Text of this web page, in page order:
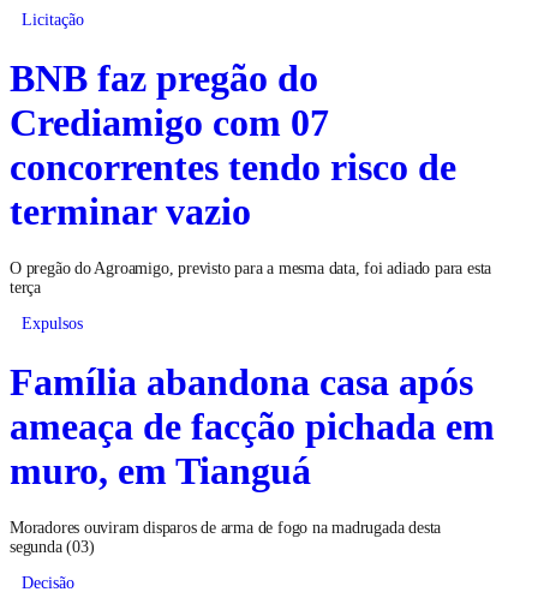
Licitação
BNB faz pregão do
Crediamigo com 07
concorrentes tendo risco de
terminar vazio
O pregão do Agroamigo, previsto para a mesma data, foi adiado para esta
terça
Expulsos
Família abandona casa após
ameaça de facção pichada em
muro, em Tianguá
Moradores ouviram disparos de arma de fogo na madrugada desta
segunda (03)
Decisão